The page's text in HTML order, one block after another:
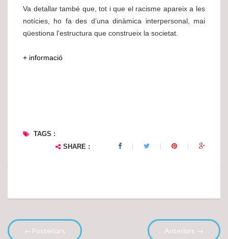
Va detallar també que, tot i que el racisme apareix a les
notícies, ho fa des d’una dinàmica interpersonal, mai
qüestiona l’estructura que construeix la societat.
+ informació
TAGS :
SHARE :
←Posteriors Anteriors →